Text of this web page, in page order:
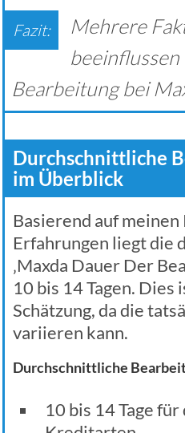
Mehrere
Bearbeitung bei
Durchschnittliche
im Überblick
Basierend auf meinen
Erfahrungen liegt die
‚Maxda Dauer Der
10 bis 14 Tagen. Dies
Schätzung, da die
variieren kann.
Durchschnittliche
10 bis 14 Tage